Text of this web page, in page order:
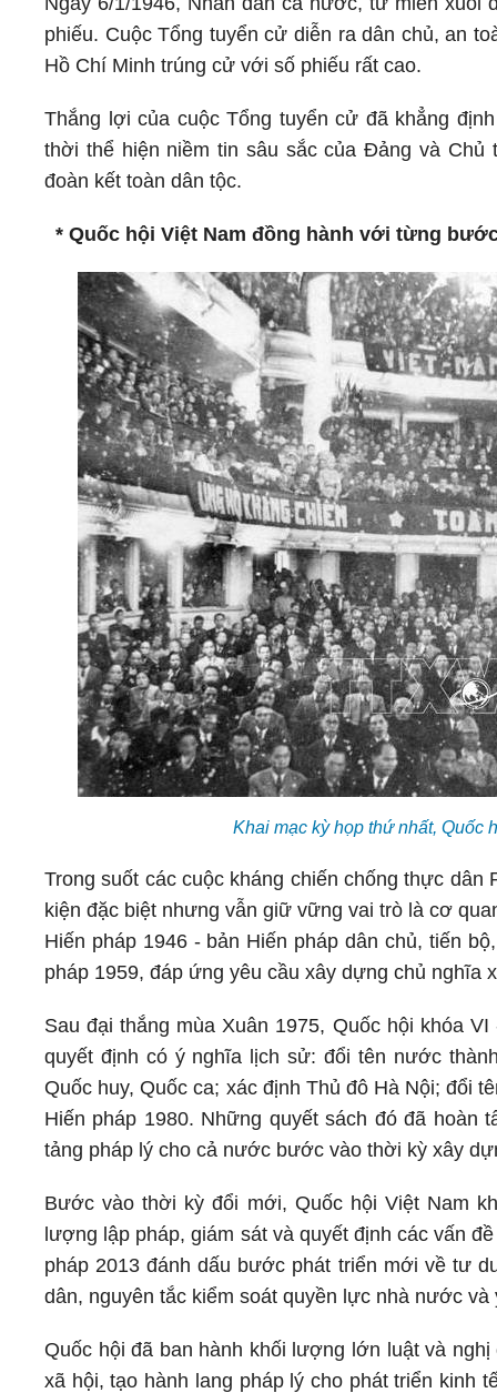
phiếu. Cuộc Tổng tuyển cử diễn ra dân chủ, an
Hồ Chí Minh trúng cử với số phiếu rất cao.
Thắng lợi của cuộc Tổng tuyển cử đã khẳng
thời thể hiện niềm tin sâu sắc của Đảng và
đoàn kết toàn dân tộc.
* Quốc hội Việt Nam đồng hành với từng
Khai mạc kỳ họp thứ nhất, Quốc
Trong suốt các cuộc kháng chiến chống thực
kiện đặc biệt nhưng vẫn giữ vững vai trò là cơ
Hiến pháp 1946 - bản Hiến pháp dân chủ, tiến
pháp 1959, đáp ứng yêu cầu xây dựng chủ nghĩa
Sau đại thắng mùa Xuân 1975, Quốc hội khóa
quyết định có ý nghĩa lịch sử: đổi tên nước
Quốc huy, Quốc ca; xác định Thủ đô Hà Nội; đổi
Hiến pháp 1980. Những quyết sách đó đã
tảng pháp lý cho cả nước bước vào thời kỳ xây
Bước vào thời kỳ đổi mới, Quốc hội Việt Nam
lượng lập pháp, giám sát và quyết định các vấn
pháp 2013 đánh dấu bước phát triển mới về tư
dân, nguyên tắc kiểm soát quyền lực nhà nước
Quốc hội đã ban hành khối lượng lớn luật và
xã hội, tạo hành lang pháp lý cho phát triển kinh